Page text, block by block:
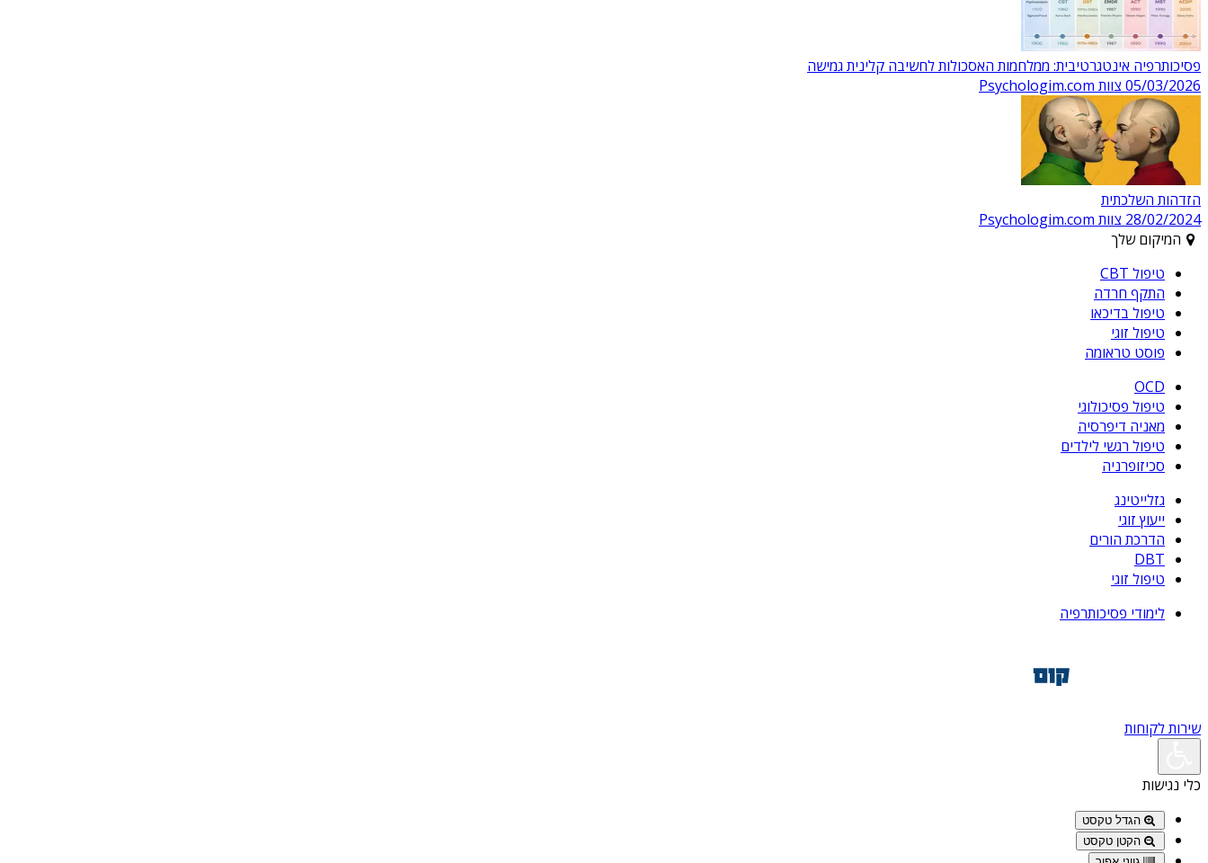
פסיכותרפיה אינטגרטיבית: ממלחמות האסכולות לחשיבה קלינית גמישה
05/03/2026 צוות Psychologim.com
הזדהות השלכתית
28/02/2024 צוות Psychologim.com
המיקום שלך
טיפול CBT
התקף חרדה
טיפול בדיכאו
טיפול זוגי
פוסט טראומה
OCD
טיפול פסיכולוגי
מאניה דיפרסיה
טיפול רגשי לילדים
סכיזופרניה
גזלייטינג
ייעוץ זוגי
הדרכת הורים
DBT
טיפול זוגי
לימודי פסיכותרפיה
שירות לקוחות
כלי נגישות
הגדל טקסט
הקטן טקסט